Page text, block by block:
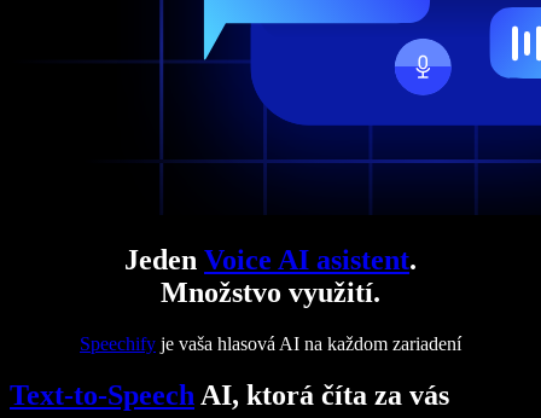
Jeden Voice AI asistent.
Množstvo využití.
Speechify je vaša hlasová AI na každom zariadení
Text-to-Speech AI, ktorá číta za vás